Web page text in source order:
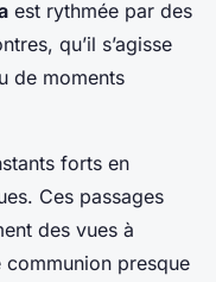
est rythmée par des
qu’il s’agisse
de moments
forts en
Ces passages
des vues à
presque